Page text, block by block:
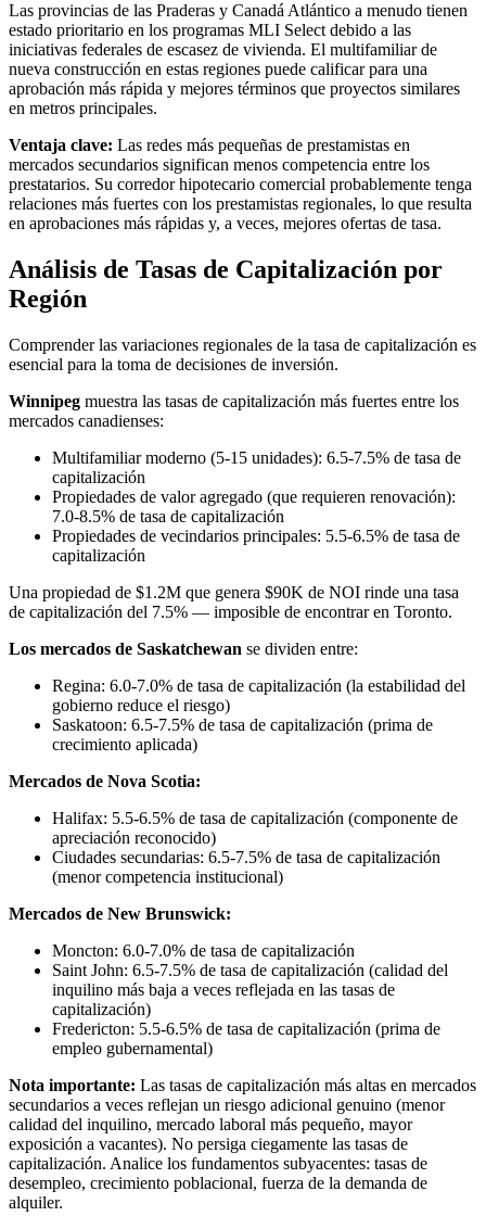
Las provincias de las Praderas y Canadá Atlántico a menudo tienen
estado prioritario en los programas MLI Select debido a las
iniciativas federales de escasez de vivienda. El multifamiliar de
nueva construcción en estas regiones puede calificar para una
aprobación más rápida y mejores términos que proyectos similares
en metros principales.
Ventaja clave: Las redes más pequeñas de prestamistas en
mercados secundarios significan menos competencia entre los
prestatarios. Su corredor hipotecario comercial probablemente tenga
relaciones más fuertes con los prestamistas regionales, lo que resulta
en aprobaciones más rápidas y, a veces, mejores ofertas de tasa.
Análisis de Tasas de Capitalización por
Región
Comprender las variaciones regionales de la tasa de capitalización es
esencial para la toma de decisiones de inversión.
Winnipeg muestra las tasas de capitalización más fuertes entre los
mercados canadienses:
Multifamiliar moderno (5-15 unidades): 6.5-7.5% de tasa de
capitalización
Propiedades de valor agregado (que requieren renovación):
7.0-8.5% de tasa de capitalización
Propiedades de vecindarios principales: 5.5-6.5% de tasa de
capitalización
Una propiedad de $1.2M que genera $90K de NOI rinde una tasa
de capitalización del 7.5% — imposible de encontrar en Toronto.
Los mercados de Saskatchewan se dividen entre:
Regina: 6.0-7.0% de tasa de capitalización (la estabilidad del
gobierno reduce el riesgo)
Saskatoon: 6.5-7.5% de tasa de capitalización (prima de
crecimiento aplicada)
Mercados de Nova Scotia:
Halifax: 5.5-6.5% de tasa de capitalización (componente de
apreciación reconocido)
Ciudades secundarias: 6.5-7.5% de tasa de capitalización
(menor competencia institucional)
Mercados de New Brunswick:
Moncton: 6.0-7.0% de tasa de capitalización
Saint John: 6.5-7.5% de tasa de capitalización (calidad del
inquilino más baja a veces reflejada en las tasas de
capitalización)
Fredericton: 5.5-6.5% de tasa de capitalización (prima de
empleo gubernamental)
Nota importante: Las tasas de capitalización más altas en mercados
secundarios a veces reflejan un riesgo adicional genuino (menor
calidad del inquilino, mercado laboral más pequeño, mayor
exposición a vacantes). No persiga ciegamente las tasas de
capitalización. Analice los fundamentos subyacentes: tasas de
desempleo, crecimiento poblacional, fuerza de la demanda de
alquiler.